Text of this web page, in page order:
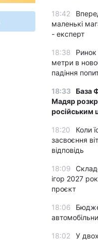
18:42
маленькі
- експерт
18:38
Ринок
метри в
падіння
18:33 База
Мадяр
російським
18:20
Коли
засвоєння
відповідь
18:09
ігор 2027
проєкт
18:06
18:02 У